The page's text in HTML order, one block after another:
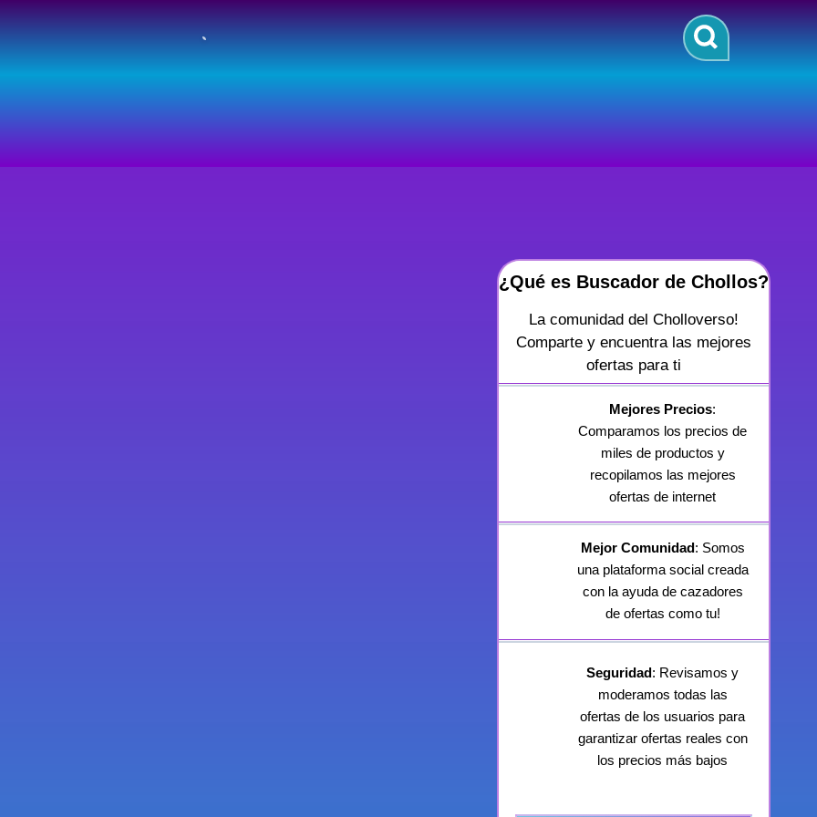
¿Qué es Buscador de Chollos?
La comunidad del Cholloverso!
Comparte y encuentra las mejores
ofertas para ti
Mejores Precios:
Comparamos los precios de
miles de productos y
recopilamos las mejores
ofertas de internet
Mejor Comunidad: Somos
una plataforma social creada
con la ayuda de cazadores
de ofertas como tu!
Seguridad: Revisamos y
moderamos todas las
ofertas de los usuarios para
garantizar ofertas reales con
los precios más bajos